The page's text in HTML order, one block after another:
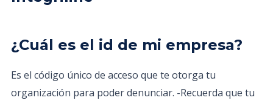
¿Cuál es el id de mi empresa?
Es el código único de acceso que te otorga tu
organización para poder denunciar. -Recuerda que tu